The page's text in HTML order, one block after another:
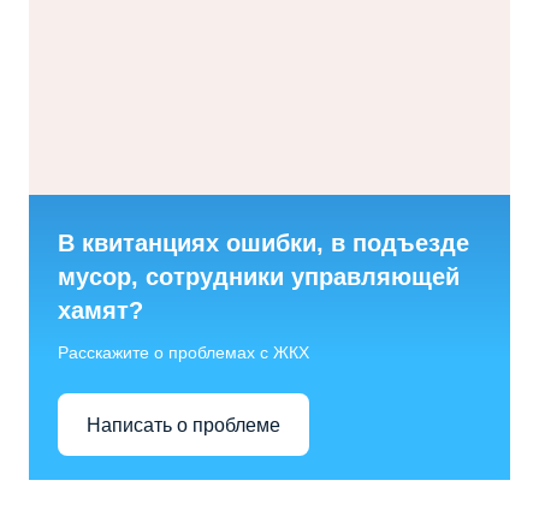
В квитанциях ошибки, в подъезде
мусор, сотрудники управляющей
хамят?
Расскажите о проблемах с ЖКХ
Написать о проблеме